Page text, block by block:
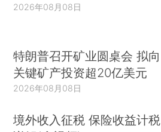
2026年08月08日
特朗普召开矿业圆桌会 拟向
关键矿产投资超20亿美元
2026年08月08日
境外收入征税 保险收益计税